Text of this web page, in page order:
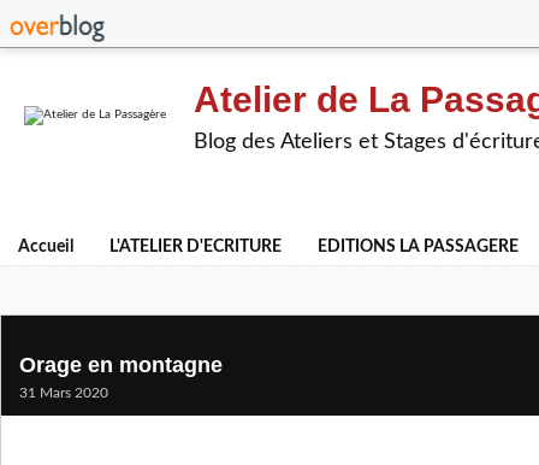
Atelier de La
Blog des Ateliers et Stages
Accueil L'ATELIER D'ECRITURE EDITIONS LA PASSAGERE
Orage en montagne
31 Mars 2020